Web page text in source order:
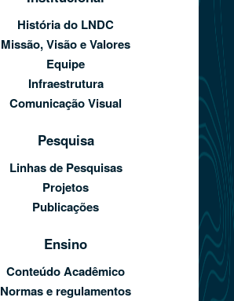
História do LNDC
Missão, Visão e Valores
Equipe
Infraestrutura
Comunicação Visual
Pesquisa
Linhas de Pesquisas
Projetos
Publicações
Ensino
Conteúdo Acadêmico
Normas e regulamentos